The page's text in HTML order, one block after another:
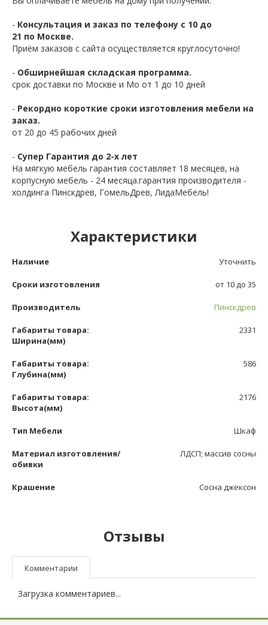
- Консультация и заказ по телефону с 10 до
21 по Москве.
Приём заказов с сайта осуществляется круглосуточно!
- Обширнейшая складская программа.
срок доставки по Москве и Мо от 1 до 10 дней
- Рекордно короткие сроки изготовления мебели на
заказ.
от 20 до 45 рабочих дней
- Супер Гарантия до 2-х лет
На мягкую мебель гарантия составляет 18 месяцев, на
корпусную мебель - 24 месяца.гарантия производителя -
холдинга Пинскдрев, ГомельДрев, ЛидаМебель!
Характеристики
Наличие Уточнить
Сроки изготовления от 10 до 35
Производитель Пинскдрев
Габариты товара:
Ширина(мм)
2331
Габариты товара:
Глубина(мм)
586
Габариты товара:
Высота(мм)
2176
Тип Мебели Шкаф
Материал изготовления/
обивки
ЛДСП; массив сосны
Крашение Сосна джексон
Отзывы
Комментарии
Загрузка комментариев...